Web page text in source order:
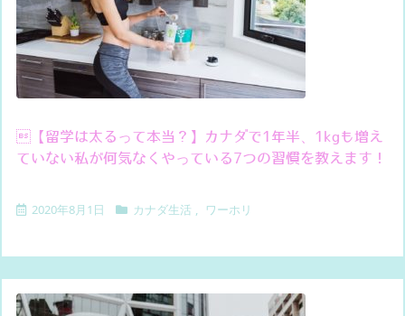
【留学は太るって本当？】カナダで1年半、1kgも増え
ていない私が何気なくやっている7つの習慣を教えます！
2020年8月1日 カナダ生活 , ワーホリ